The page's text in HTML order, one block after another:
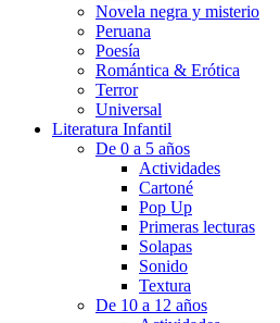
Novela negra y misterio
Peruana
Poesía
Romántica & Erótica
Terror
Universal
Literatura Infantil
De 0 a 5 años
Actividades
Cartoné
Pop Up
Primeras lecturas
Solapas
Sonido
Textura
De 10 a 12 años